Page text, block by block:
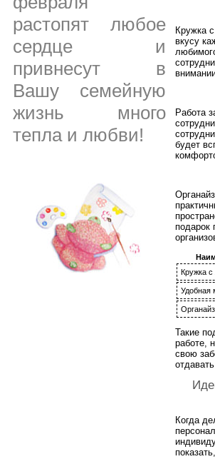
растопят любое
сердце и
привнесут в
Вашу семейную
жизнь много
тепла и любви!
Кружка
вкусу
Работа
будет
подарок
Кружка с
Такие
работе,
свою
Когда